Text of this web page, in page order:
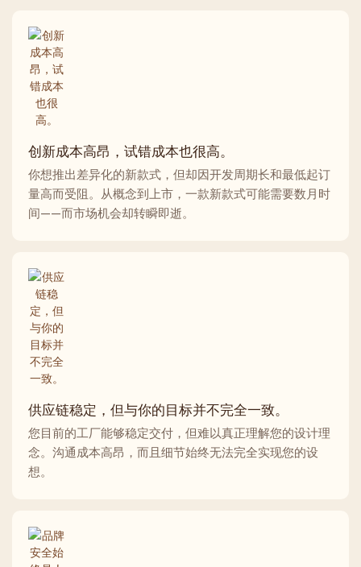
创新成本高昂，试错成本也很高。
你想推出差异化的新款式，但却因开发周期长和最低起订
量高而受阻。从概念到上市，一款新款式可能需要数月时
间——而市场机会却转瞬即逝。
供应链稳定，但与你的目标并不完全一致。
您目前的工厂能够稳定交付，但难以真正理解您的设计理
念。沟通成本高昂，而且细节始终无法完全实现您的设
想。